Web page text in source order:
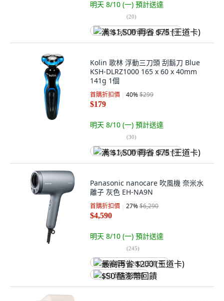
明天 8/10 (一) 預計送達
(20)
满 $1,500 再省 $75 (王道卡)
Kolin 歌林 浮動三刀頭 刮鬍刀 Blue
KSH-DLRZ1000 165 x 60 x 40mm
141g 1個
首購折扣價 40%$299
$179
明天 8/10 (一) 預計送達
(30)
满 $1,500 再省 $75 (王道卡)
Panasonic nanocare 吹風機 奈米水
離子 灰色 EH-NA9N
首購折扣價 27%$6,290
$4,590
明天 8/10 (一) 預計送達
(245)
最高再省 $200 (王道卡)
$50 酷澎幣回饋